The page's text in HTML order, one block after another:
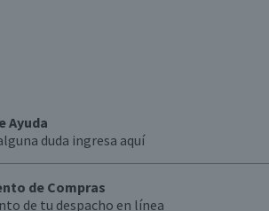
Ayuda
duda ingresa aquí
de Compras
de tu despacho en línea